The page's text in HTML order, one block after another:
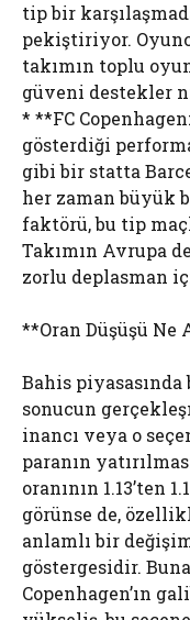
tip bir
pekiştiriyor.
takımın toplu
güveni destekler
* **FC
gösterdiği
gibi bir statta
her zaman büyük
faktörü, bu tip
Takımın Avrupa
zorlu deplasman
**Oran Düşüşü Ne
Bahis
sonucun
inancı veya o
paranın
oranının 1.13’ten
görünse de,
anlamlı bir
göstergesidir.
Copenhagen’ın